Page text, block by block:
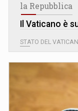
la Repubblica
Il Vaticano è
STATO DEL